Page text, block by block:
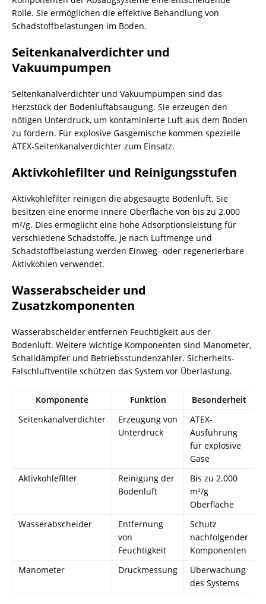
Rolle. Sie ermöglichen die effektive Behandlung von
Schadstoffbelastungen im Boden.
Seitenkanalverdichter und
Vakuumpumpen
Seitenkanalverdichter und Vakuumpumpen sind das
Herzstück der Bodenluftabsaugung. Sie erzeugen den
nötigen Unterdruck, um kontaminierte Luft aus dem Boden
zu fördern. Für explosive Gasgemische kommen spezielle
ATEX-Seitenkanalverdichter zum Einsatz.
Aktivkohlefilter und Reinigungsstufen
Aktivkohlefilter reinigen die abgesaugte Bodenluft. Sie
besitzen eine enorme innere Oberfläche von bis zu 2.000
m²/g. Dies ermöglicht eine hohe Adsorptionsleistung für
verschiedene Schadstoffe. Je nach Luftmenge und
Schadstoffbelastung werden Einweg- oder regenerierbare
Aktivkohlen verwendet.
Wasserabscheider und
Zusatzkomponenten
Wasserabscheider entfernen Feuchtigkeit aus der
Bodenluft. Weitere wichtige Komponenten sind Manometer,
Schalldämpfer und Betriebsstundenzähler. Sicherheits-
Falschluftventile schützen das System vor Überlastung.
Komponente Funktion
Besonderheit
Seitenkanalverdichter
Erzeugung von
Unterdruck
ATEX-
Ausführung
für explosive
Gase
Aktivkohlefilter
Reinigung der
Bodenluft
Bis zu 2.000
m²/g
Oberfläche
Wasserabscheider
Entfernung
von
Feuchtigkeit
Schutz
nachfolgender
Komponenten
Manometer
Druckmessung
Überwachung
des Systems